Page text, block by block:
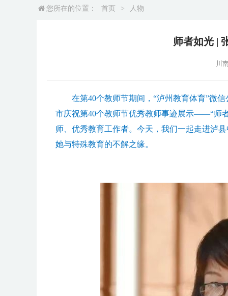
您所在的位置： 首页 > 人物
师者如光 |
川
在第40个教师节期间，“泸州教育体育”微
市庆祝第40个教师节优秀教师事迹展示——“师
师、优秀教育工作者。今天，我们一起走进泸
她与特殊教育的不解之缘。